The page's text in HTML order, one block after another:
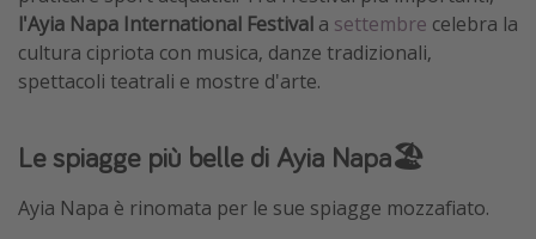
Travel magazine
Calendario di viaggio
Città più visitate
l'Ayia Napa International Festival a settembre celebra la
cultura cipriota con musica, danze tradizionali,
spettacoli teatrali e mostre d'arte.
Le spiagge più belle di Ayia Napa🏖️
Ayia Napa è rinomata per le sue spiagge mozzafiato.